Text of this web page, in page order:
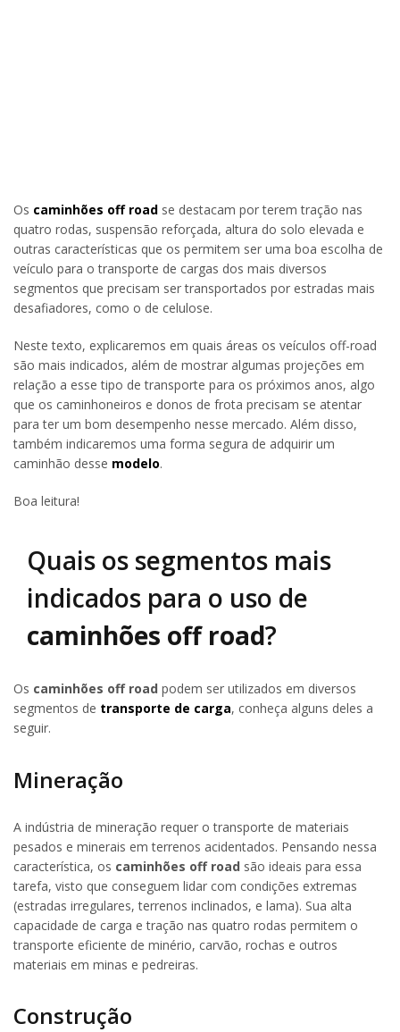
Os caminhões off road se destacam por terem tração nas
quatro rodas, suspensão reforçada, altura do solo elevada e
outras características que os permitem ser uma boa escolha de
veículo para o transporte de cargas dos mais diversos
segmentos que precisam ser transportados por estradas mais
desafiadores, como o de celulose.
Neste texto, explicaremos em quais áreas os veículos off-road
são mais indicados, além de mostrar algumas projeções em
relação a esse tipo de transporte para os próximos anos, algo
que os caminhoneiros e donos de frota precisam se atentar
para ter um bom desempenho nesse mercado. Além disso,
também indicaremos uma forma segura de adquirir um
caminhão desse modelo.
Boa leitura!
Quais os segmentos mais
indicados para o uso de
caminhões off road?
Os caminhões off road podem ser utilizados em diversos
segmentos de transporte de carga, conheça alguns deles a
seguir.
Mineração
A indústria de mineração requer o transporte de materiais
pesados e minerais em terrenos acidentados. Pensando nessa
característica, os caminhões off road são ideais para essa
tarefa, visto que conseguem lidar com condições extremas
(estradas irregulares, terrenos inclinados, e lama). Sua alta
capacidade de carga e tração nas quatro rodas permitem o
transporte eficiente de minério, carvão, rochas e outros
materiais em minas e pedreiras.
Construção